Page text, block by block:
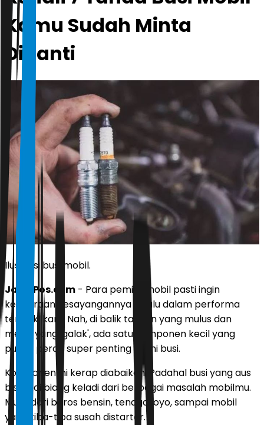
Kamu Sudah Minta
Diganti
Ilustrasi busi mobil.
JawaPos.com - Para pemilik mobil pasti ingin
kendaraan kesayangannya selalu dalam performa
terbaik, kan? Nah, di balik tarikan yang mulus dan
mesin yang 'galak', ada satu komponen kecil yang
punya peran super penting yakni busi.
Komponen ini kerap diabaikan. Padahal busi yang aus
bisa jadi biang keladi dari berbagai masalah mobilmu.
Mulai dari boros bensin, tenaga loyo, sampai mobil
yang tiba-tiba susah distarter.